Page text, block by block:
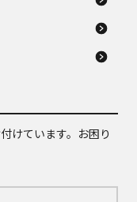
けています。お困り